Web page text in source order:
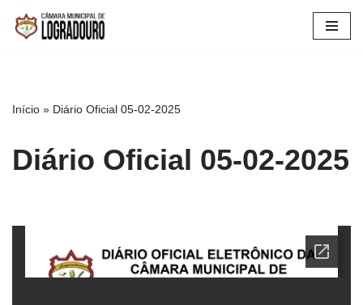
Pular
Início » Diário Oficial 05-02-2025
Diário Oficial 05-02-2025